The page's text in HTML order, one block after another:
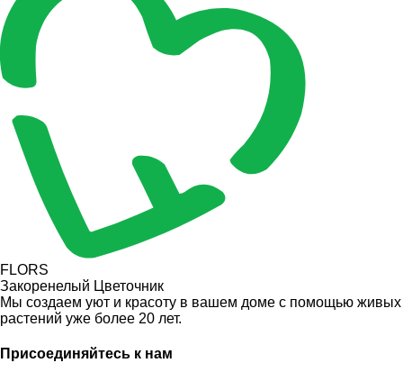
FLORS
Закоренелый Цветочник
Мы создаем уют и красоту в вашем доме с помощью живых
растений уже более 20 лет.
Присоединяйтесь к нам